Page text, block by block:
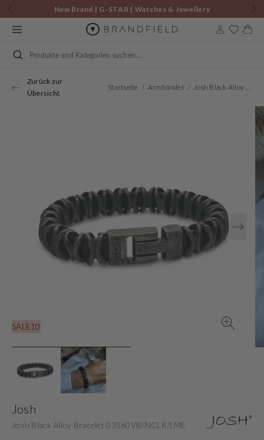
Zum
Inhalt
springen
New Brand | G-STAR | Watches & Jewellery
Suchen
Zurück zur
Übersicht
Startseite Armbänder Josh Black Alloy Bracelet 03560VB/NCLR/LME
SALE10
Öffnen
Sie
1
in
Josh
Josh Black Alloy Bracelet 03560VB/NCLR/LME